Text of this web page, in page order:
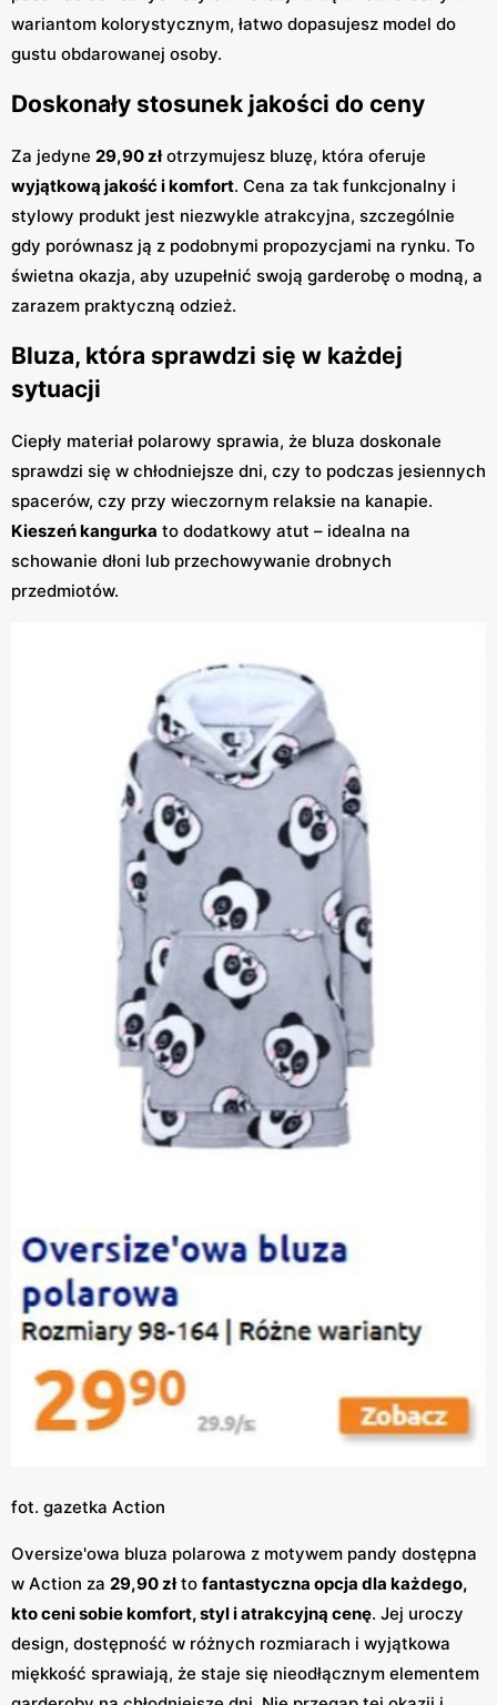
wariantom kolorystycznym, łatwo dopasujesz model do
gustu obdarowanej osoby.
Doskonały stosunek jakości do ceny
Za jedyne 29,90 złotrzymujesz bluzę, która oferuje
wyjątkową jakość i komfort. Cena za tak funkcjonalny i
stylowy produkt jest niezwykle atrakcyjna, szczególnie
gdy porównasz ją z podobnymi propozycjami na rynku. To
świetna okazja, aby uzupełnić swoją garderobę o modną, a
zarazem praktyczną odzież.
Bluza, która sprawdzi się w każdej
sytuacji
Ciepły materiał polarowy sprawia, że bluza doskonale
sprawdzi się w chłodniejsze dni, czy to podczas jesiennych
spacerów, czy przy wieczornym relaksie na kanapie.
Kieszeń kangurka to dodatkowy atut – idealna na
schowanie dłoni lub przechowywanie drobnych
przedmiotów.
fot. gazetka Action
Oversize'owa bluza polarowa z motywem pandy dostępna
w Action za 29,90 złto fantastyczna opcja dla każdego,
kto ceni sobie komfort, styl i atrakcyjną cenę. Jej uroczy
design, dostępność w różnych rozmiarach i wyjątkowa
miękkość sprawiają, że staje się nieodłącznym elementem